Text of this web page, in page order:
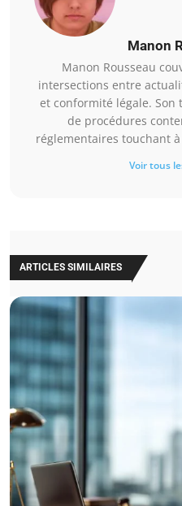
Manon
Manon Rousseau
intersections entre
et conformité légale. Son
de procédures
réglementaires touchant
Voir tous
ARTICLES SIMILAIRES